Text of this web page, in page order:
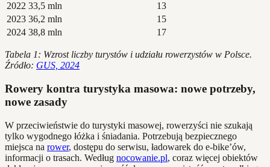
2022 33,5 mln
13
2023 36,2 mln
15
2024 38,8 mln 17
Tabela 1: Wzrost liczby turystów i udziału rowerzystów w Polsce.
Źródło: GUS, 2024
Rowery kontra turystyka masowa: nowe potrzeby,
nowe zasady
W przeciwieństwie do turystyki masowej, rowerzyści nie szukają
tylko wygodnego łóżka i śniadania. Potrzebują bezpiecznego
miejsca na rower, dostępu do serwisu, ładowarek do e-bike’ów,
informacji o trasach. Według nocowanie.pl, coraz więcej obiektów